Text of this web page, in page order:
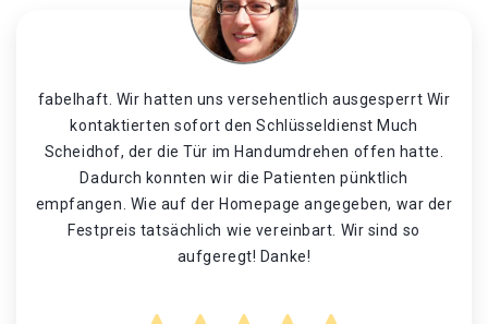
fabelhaft. Wir hatten uns versehentlich ausgesperrt Wir
kontaktierten sofort den Schlüsseldienst Much
Scheidhof, der die Tür im Handumdrehen offen hatte.
Dadurch konnten wir die Patienten pünktlich
empfangen. Wie auf der Homepage angegeben, war der
Festpreis tatsächlich wie vereinbart. Wir sind so
aufgeregt! Danke!